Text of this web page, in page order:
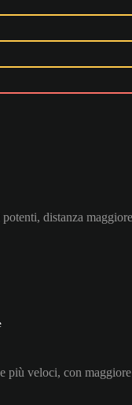
distanza maggiore
più veloci, con